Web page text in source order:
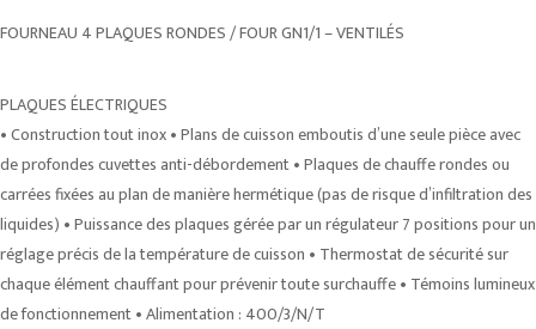
FOURNEAU 4 PLAQUES RONDES / FOUR GN1/1 – VENTILÉS
PLAQUES ÉLECTRIQUES
• Construction tout inox • Plans de cuisson emboutis d’une seule pièce avec
de profondes cuvettes anti-débordement • Plaques de chauffe rondes ou
carrées fixées au plan de manière hermétique (pas de risque d’infiltration des
liquides) • Puissance des plaques gérée par un régulateur 7 positions pour un
réglage précis de la température de cuisson • Thermostat de sécurité sur
chaque élément chauffant pour prévenir toute surchauffe • Témoins lumineux
de fonctionnement • Alimentation : 400/3/N/T